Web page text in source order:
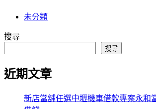
未分類
搜尋
搜尋
近期文章
新店當舖任選中壢機車借款專案永和